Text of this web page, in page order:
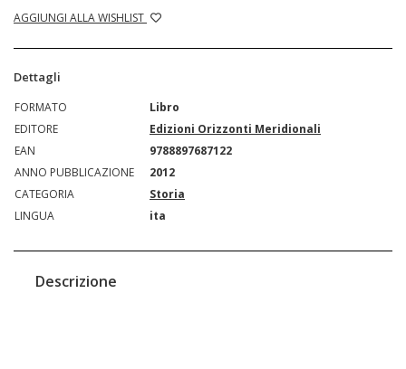
AGGIUNGI ALLA WISHLIST
Dettagli
FORMATO
Libro
EDITORE
Edizioni Orizzonti Meridionali
EAN
9788897687122
ANNO PUBBLICAZIONE
2012
CATEGORIA
Storia
LINGUA
ita
Descrizione